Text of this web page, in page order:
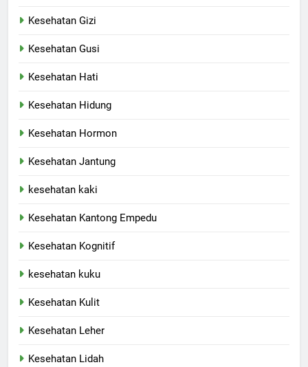
Kesehatan Gizi
Kesehatan Gusi
Kesehatan Hati
Kesehatan Hidung
Kesehatan Hormon
Kesehatan Jantung
kesehatan kaki
Kesehatan Kantong Empedu
Kesehatan Kognitif
kesehatan kuku
Kesehatan Kulit
Kesehatan Leher
Kesehatan Lidah